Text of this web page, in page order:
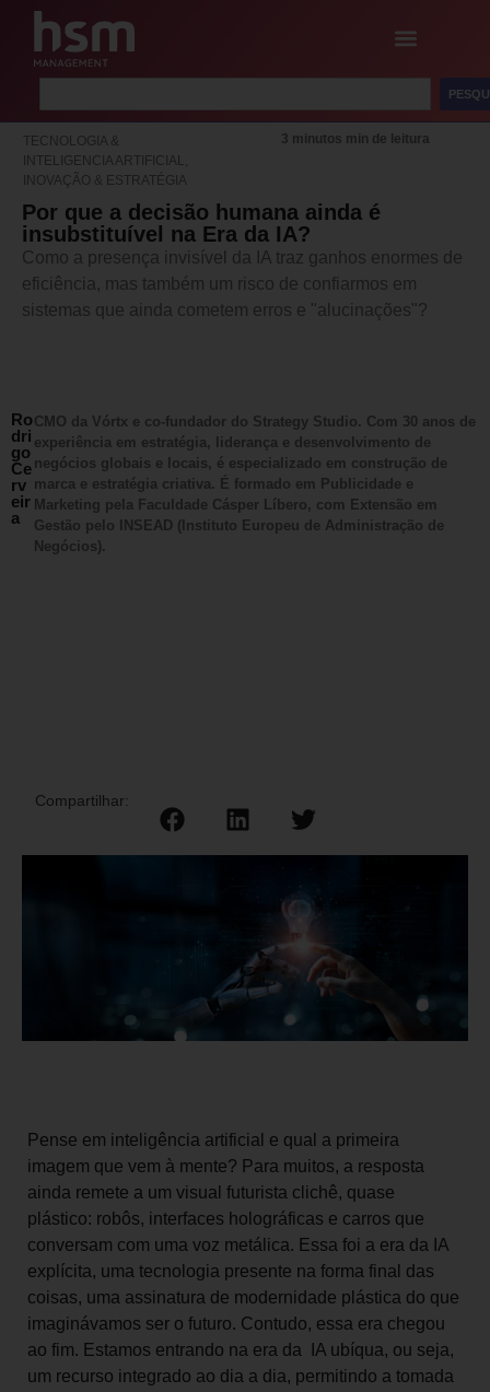
TECNOLOGIA &
INTELIGENCIA ARTIFICIAL
INOVAÇÃO & ESTRATÉGIA
3 minutos min de leitura
Por que a decisão humana ainda é
insubstituível na Era da IA?
Como a presença invisível da IA traz ganhos enormes de
eficiência, mas também um risco de confiarmos em
sistemas que ainda cometem erros e "alucinações"?
Ro
dri
go
Ce
rv
eir
a
CMO da Vórtx e co-fundador do Strategy Studio. Com 30 anos de
experiência em estratégia, liderança e desenvolvimento de
negócios globais e locais, é especializado em construção de
marca e estratégia criativa. É formado em Publicidade e
Marketing pela Faculdade Cásper Líbero, com Extensão em
Gestão pelo INSEAD (Instituto Europeu de Administração de
Negócios).
Compartilhar:
Pense em inteligência artificial e qual a primeira
imagem que vem à mente? Para muitos, a resposta
ainda remete a um visual futurista clichê, quase
plástico: robôs, interfaces holográficas e carros que
conversam com uma voz metálica. Essa foi a era da IA
explícita, uma tecnologia presente na forma final das
coisas, uma assinatura de modernidade plástica do que
imaginávamos ser o futuro. Contudo, essa era chegou
ao fim. Estamos entrando na era da IA ubíqua, ou seja,
um recurso integrado ao dia a dia, permitindo a tomada